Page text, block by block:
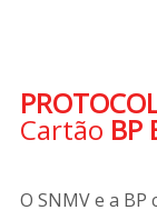
Cartão BP
O SNMV e a